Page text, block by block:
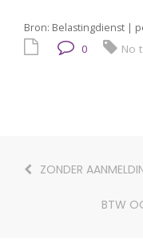
Bron: Belastingdienst |
0 No
ZONDER
BTW